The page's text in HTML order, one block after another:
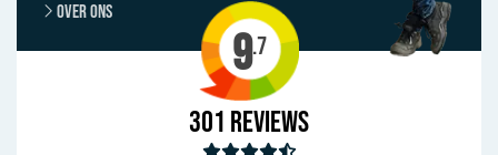
Over ons
9.7
301 Reviews